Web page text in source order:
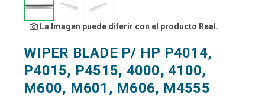
La Imagen puede diferir con el producto Real.
WIPER BLADE P/ HP P4014,
P4015, P4515, 4000, 4100,
M600, M601, M606, M4555